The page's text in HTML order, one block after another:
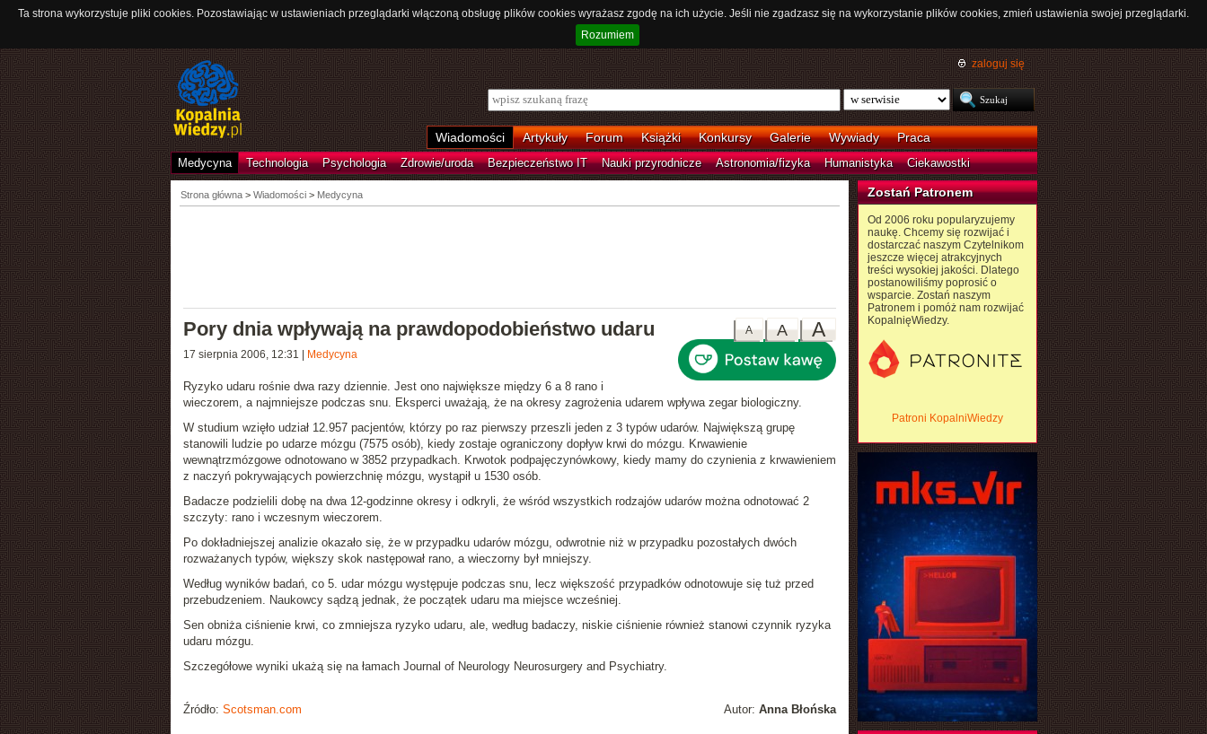
Ta strona wykorzystuje pliki cookies. Pozostawiając w ustawieniach przeglądarki włączoną obsługę plików cookies wyrażasz zgodę na ich użycie. Jeśli nie zgadzasz się na wykorzystanie plików cookies, zmień ustawienia swojej przeglądarki.
Rozumiem
zaloguj się
Wiadomości Artykuły Forum Książki Konkursy Galerie Wywiady Praca
Medycyna Technologia Psychologia Zdrowie/uroda Bezpieczeństwo IT Nauki przyrodnicze Astronomia/fizyka Humanistyka Ciekawostki
Strona główna> Wiadomości > Medycyna
A
A
A
Pory dnia wpływają na prawdopodobieństwo udaru
17 sierpnia 2006, 12:31 Medycyna
Ryzyko udaru rośnie dwa razy dziennie. Jest ono największe między 6 a 8 rano i
wieczorem, a najmniejsze podczas snu. Eksperci uważają, że na okresy zagrożenia udarem wpływa zegar biologiczny.
W studium wzięło udział 12.957 pacjentów, którzy po raz pierwszy przeszli jeden z 3 typów udarów. Największą grupę
stanowili ludzie po udarze mózgu(7575 osób), kiedy zostaje ograniczony dopływ krwi do mózgu. Krwawienie
wewnątrzmózgoweodnotowano w 3852 przypadkach. Krwotok podpajęczynówkowy, kiedy mamy do czynienia z krwawieniem
z naczyń pokrywających powierzchnię mózgu, wystąpił u 1530 osób.
Badacze podzielili dobę na dwa 12-godzinne okresy i odkryli, że wśród wszystkich rodzajów udarów można odnotować 2
szczyty: rano i wczesnym wieczorem.
Po dokładniejszej analizie okazało się, że w przypadku udarów mózgu, odwrotnie niż w przypadku pozostałych dwóch
rozważanych typów, większy skok następował rano, a wieczorny był mniejszy.
Według wyników badań, co 5. udar mózguwystępuje podczas snu, lecz większość przypadków odnotowuje się tuż przed
przebudzeniem. Naukowcy sądzą jednak, że początek udaru ma miejsce wcześniej.
Sen obniża ciśnienie krwi, co zmniejsza ryzyko udaru, ale, według badaczy, niskie ciśnienie również stanowi czynnik ryzyka
udaru mózgu.
Szczegółowe wyniki ukażą się na łamach Journal of Neurology Neurosurgery and Psychiatry.
Autor: Anna Błońska
Źródło: Scotsman.com
Zostań Patronem
Od 2006 roku popularyzujemy
naukę. Chcemy się rozwijać i
dostarczać naszym Czytelnikom
jeszcze więcej atrakcyjnych
treści wysokiej jakości. Dlatego
postanowiliśmy poprosić o
wsparcie. Zostań naszym
Patronem i pomóż nam rozwijać
KopalnięWiedzy.
Patroni KopalniWiedzy